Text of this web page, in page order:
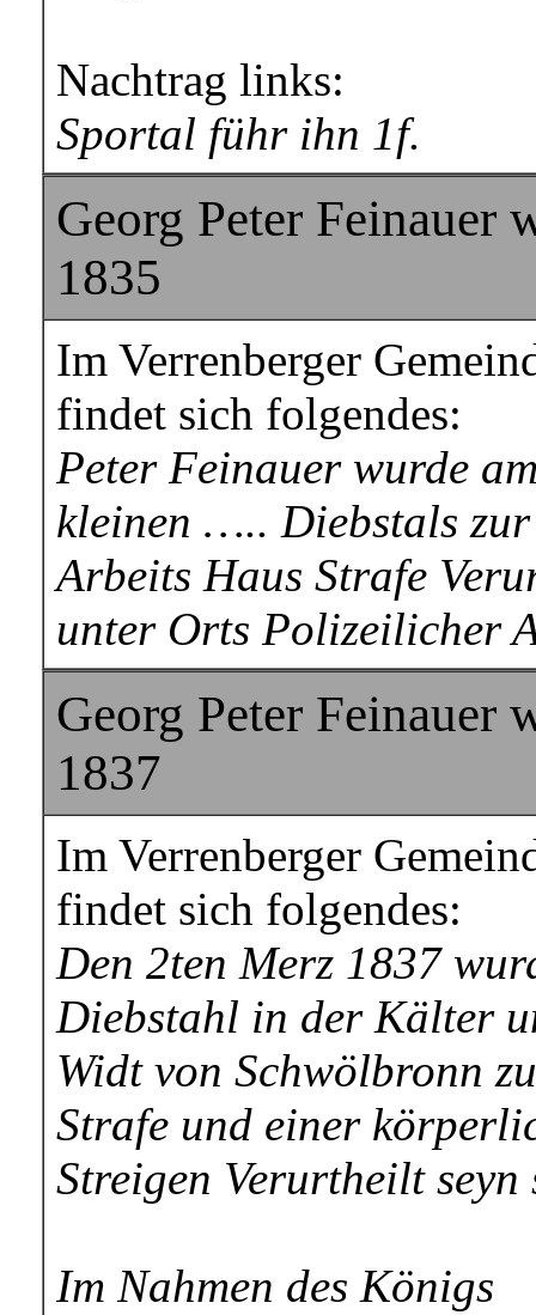
Nachtrag links:
Sportal führ ihn 1f.
Georg Peter Feinauer
1835
Im Verrenberger
findet sich folgendes:
Peter Feinauer wurde
kleinen ….. Diebstals
Arbeits Haus Strafe
unter Orts Polizeilicher
Georg Peter Feinauer
1837
Im Verrenberger
findet sich folgendes:
Den 2ten Merz 1837
Diebstahl in der Kälter
Widt von Schwölbronn
Strafe und einer
Streigen Verurtheilt seyn
Im Nahmen des Königs